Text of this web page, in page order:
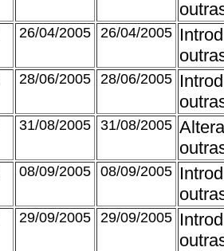
26/04/2005 26/04/2005
28/06/2005 28/06/2005
31/08/2005 31/08/2005
08/09/2005 08/09/2005
29/09/2005 29/09/2005